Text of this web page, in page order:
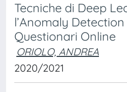
Tecniche di Deep
l’Anomaly
Questionari Online
ORIOLO, ANDREA
2020/2021